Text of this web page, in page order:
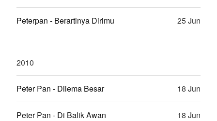
Peterpan - Berartinya Dirimu 25 Jun
2010
Peter Pan - Dilema Besar 18 Jun
Peter Pan - Di Balik Awan 18 Jun